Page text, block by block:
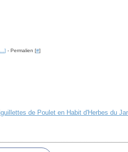
] - Permalien [#]